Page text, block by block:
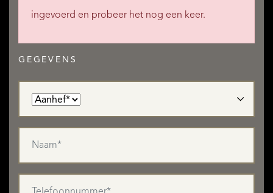
ingevoerd en probeer het nog een keer.
GEGEVENS